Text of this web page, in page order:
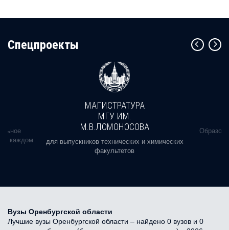
Cпецпроекты
в каждом
МАГИСТРАТУРА
МГУ ИМ.
М.В.ЛОМОНОСОВА
для выпускников технических и химических
факультетов
Вузы Оренбургской области
Лучшие вузы Оренбургской области – найдено 0 вузов и 0